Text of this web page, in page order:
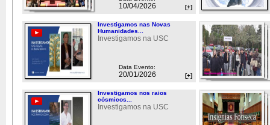
10/04/2026 [+]
Investigamos nas Novas
Humanidades...
Investigamos na USC
Data Evento:
20/01/2026 [+]
Investigamos nos raios
cósmicos...
Investigamos na USC